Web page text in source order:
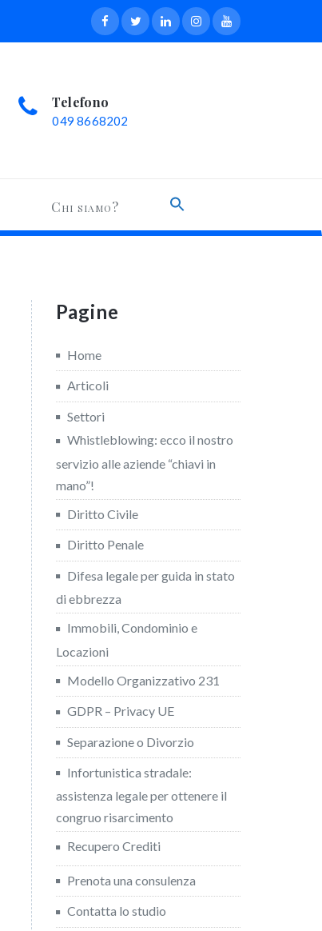
Telefono
049 8668202
Chi siamo?
Pagine
Home
Articoli
Settori
Whistleblowing: ecco il nostro
servizio alle aziende “chiavi in
mano”!
Diritto Civile
Diritto Penale
Difesa legale per guida in stato
di ebbrezza
Immobili, Condominio e
Locazioni
Modello Organizzativo 231
GDPR – Privacy UE
Separazione o Divorzio
Infortunistica stradale:
assistenza legale per ottenere il
congruo risarcimento
Recupero Crediti
Prenota una consulenza
Contatta lo studio